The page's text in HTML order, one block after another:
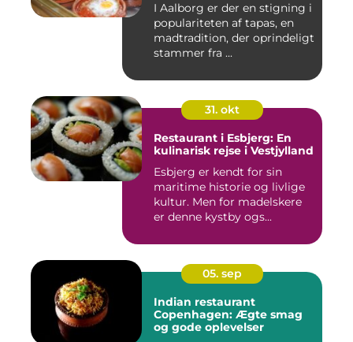
I Aalborg er der en stigning i
populariteten af tapas, en
madtradition, der oprindeligt
stammer fra ...
31. okt
Restaurant i Esbjerg: En
kulinarisk rejse i Vestjylland
Esbjerg er kendt for sin
maritime historie og livlige
kultur. Men for madelskere
er denne kystby ogs...
05. sep
Indian restaurant
Copenhagen: Ægte smag
og gode oplevelser